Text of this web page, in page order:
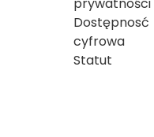
prywatności
Dostępnosć
cyfrowa
Statut